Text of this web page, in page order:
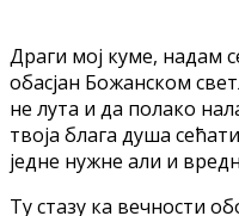
Драги мој куме, надам
обасјан Божанском
не лута и да полако
твоја блага душа
једне нужне али и
Ту стазу ка вечности